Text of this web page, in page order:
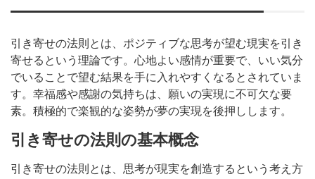
引き寄せの法則とは、ポジティブな思考が望む現実を引き
寄せるという理論です。心地よい感情が重要で、いい気分
でいることで望む結果を手に入れやすくなるとされていま
す。幸福感や感謝の気持ちは、願いの実現に不可欠な要
素。積極的で楽観的な姿勢が夢の実現を後押しします。
引き寄せの法則の基本概念
引き寄せの法則とは、思考が現実を創造するという考え方